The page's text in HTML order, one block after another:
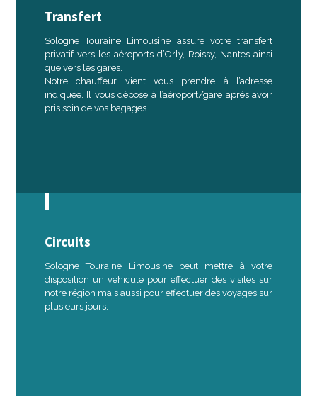
Transfert
Sologne Touraine Limousine assure votre transfert
privatif vers les aéroports d’Orly, Roissy, Nantes ainsi
que vers les gares.
Notre chauffeur vient vous prendre à l’adresse
indiquée. Il vous dépose à l’aéroport/gare après avoir
pris soin de vos bagages
Circuits
Sologne Touraine Limousine peut mettre à votre
disposition un véhicule pour effectuer des visites sur
notre région mais aussi pour effectuer des voyages sur
plusieurs jours.